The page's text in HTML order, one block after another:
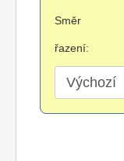
Směr
řazení: